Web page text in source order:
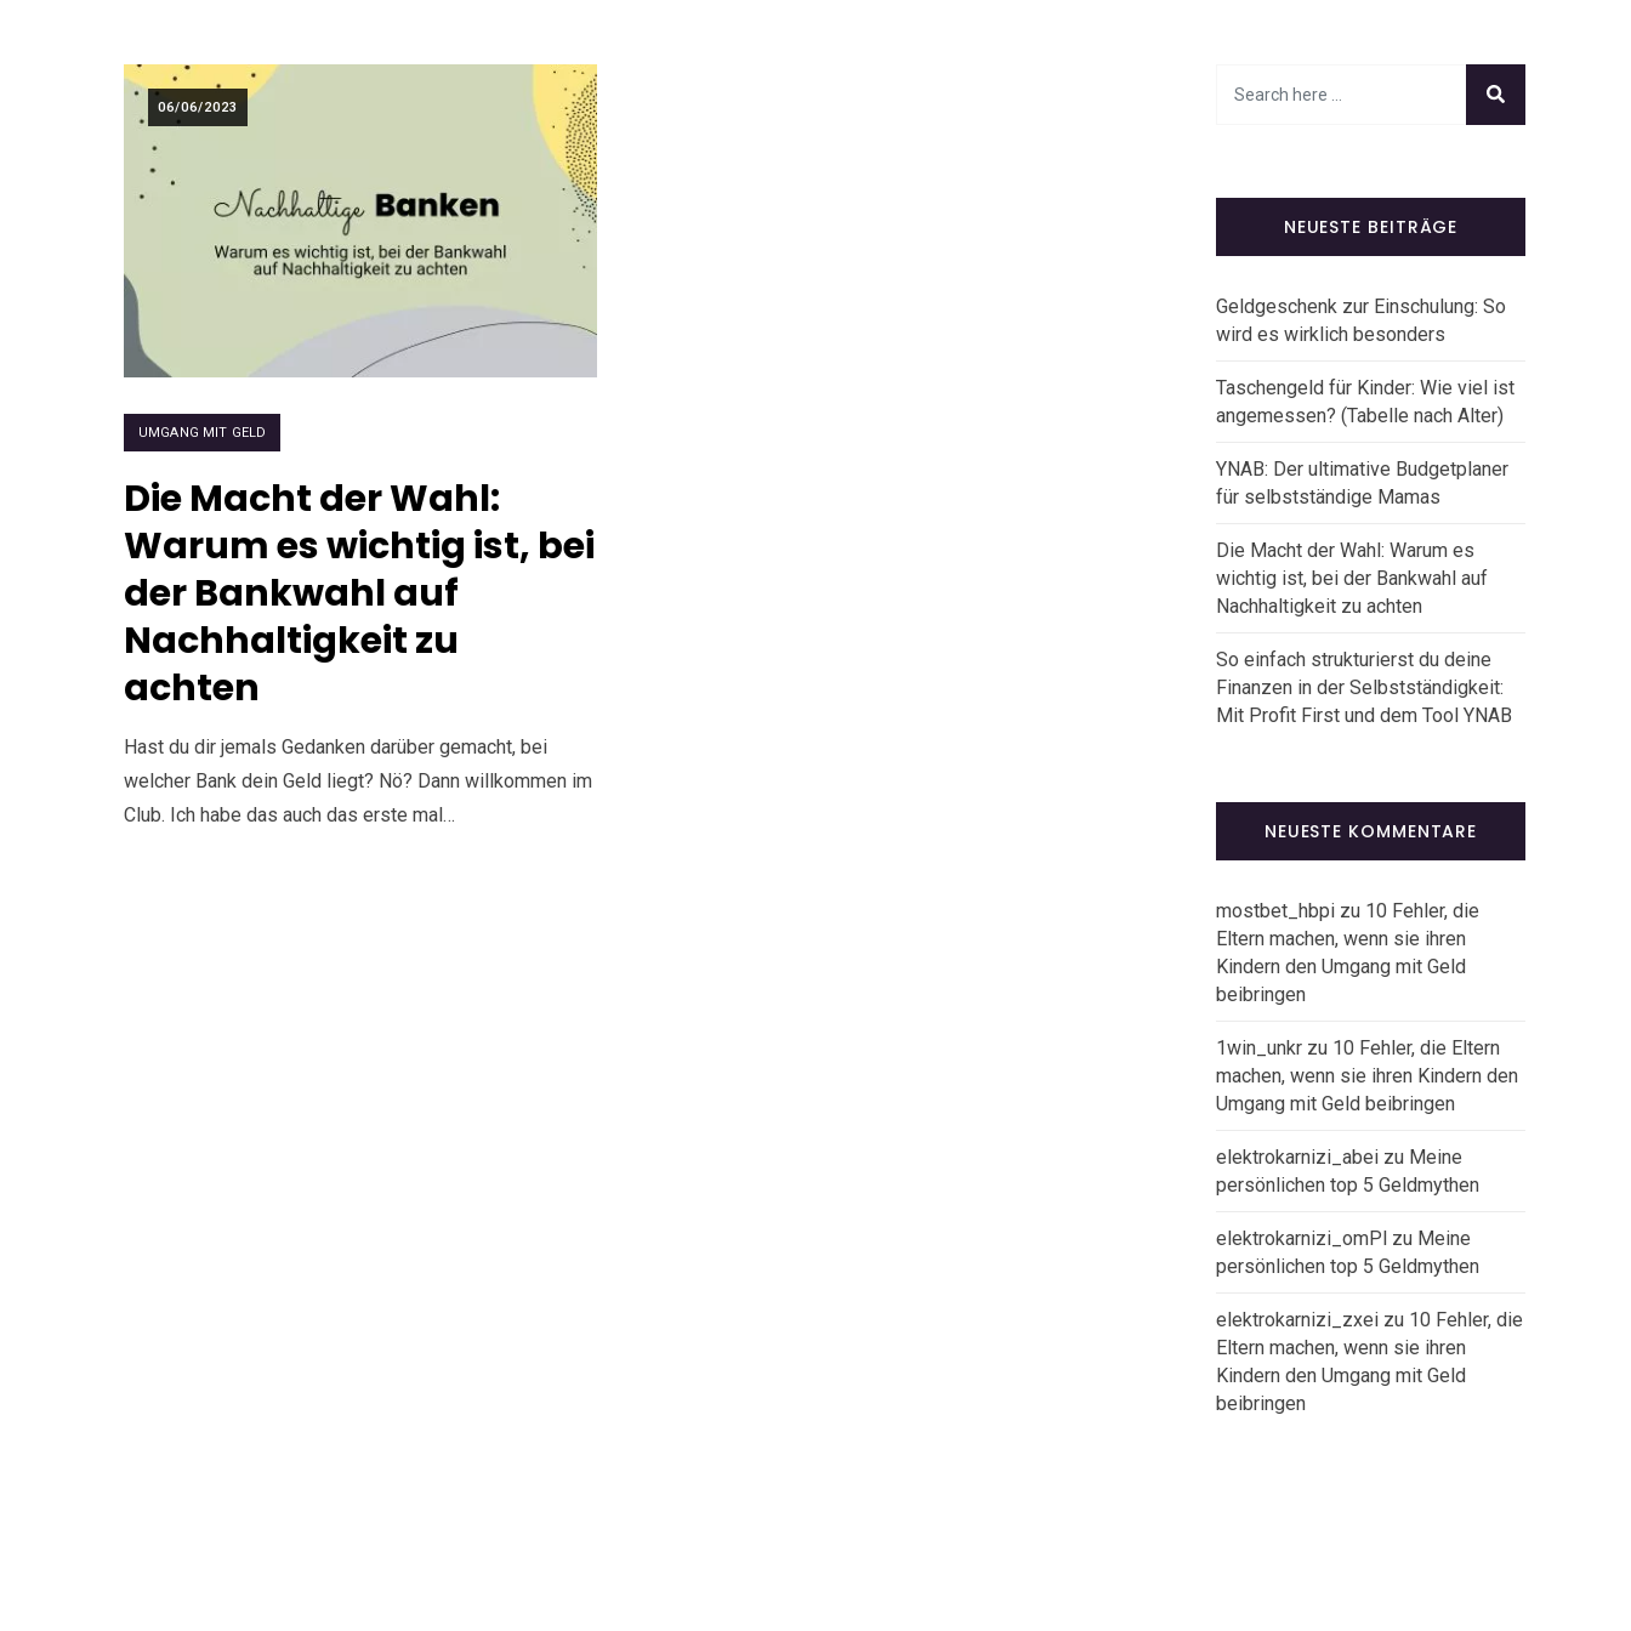
06/06/2023
UMGANG MIT GELD
Die Macht der Wahl:
Warum es wichtig ist, bei
der Bankwahl auf
Nachhaltigkeit zu
achten
Hast du dir jemals Gedanken darüber gemacht, bei
welcher Bank dein Geld liegt? Nö? Dann willkommen im
Club. Ich habe das auch das erste mal…
NEUESTE BEITRÄGE
Geldgeschenk zur Einschulung: So
wird es wirklich besonders
Taschengeld für Kinder: Wie viel ist
angemessen? (Tabelle nach Alter)
YNAB: Der ultimative Budgetplaner
für selbstständige Mamas
Die Macht der Wahl: Warum es
wichtig ist, bei der Bankwahl auf
Nachhaltigkeit zu achten
So einfach strukturierst du deine
Finanzen in der Selbstständigkeit:
Mit Profit First und dem Tool YNAB
NEUESTE KOMMENTARE
mostbet_hbpi zu 10 Fehler, die
Eltern machen, wenn sie ihren
Kindern den Umgang mit Geld
beibringen
1win_unkr zu 10 Fehler, die Eltern
machen, wenn sie ihren Kindern den
Umgang mit Geld beibringen
elektrokarnizi_abei zu Meine
persönlichen top 5 Geldmythen
elektrokarnizi_omPl zu Meine
persönlichen top 5 Geldmythen
elektrokarnizi_zxei zu 10 Fehler, die
Eltern machen, wenn sie ihren
Kindern den Umgang mit Geld
beibringen